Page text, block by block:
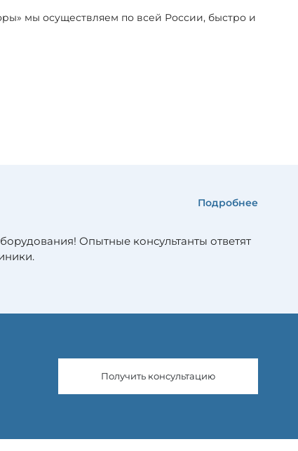
мы осуществляем по всей России, быстро и
Подробнее
Опытные консультанты ответят
Получить консультацию